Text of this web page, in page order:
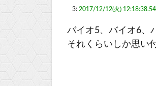
3: 2017/12/12(火)
バイオ5、バイオ6、
それくらいしか思い